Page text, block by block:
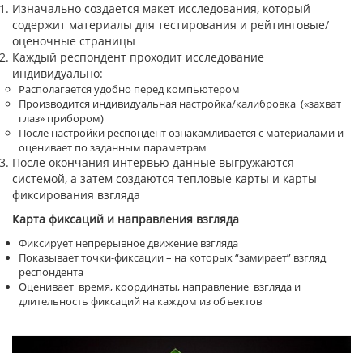
Изначально создается макет исследования, который
содержит материалы для тестирования и рейтинговые/
оценочные страницы
Каждый респондент проходит исследование
индивидуально:
Располагается удобно перед компьютером
Производится индивидуальная настройка/калибровка («захват
глаз» прибором)
После настройки респондент ознакамливается с материалами и
оценивает по заданным параметрам
После окончания интервью данные выгружаются
системой, а затем создаются тепловые карты и карты
фиксирования взгляда
Карта фиксаций и направления взгляда
Фиксирует непрерывное движение взгляда
Показывает точки-фиксации – на которых “замирает” взгляд
респондента
Оценивает время, координаты, направление взгляда и
длительность фиксаций на каждом из объектов